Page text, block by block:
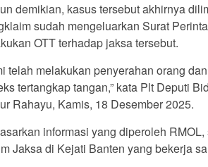
demikian, kasus tersebut akhirnya
sudah mengeluarkan Surat
OTT terhadap jaksa tersebut.
telah melakukan penyerahan orang
tertangkap tangan,” kata Plt Deputi
Rahayu, Kamis, 18 Desember 2025.
informasi yang diperoleh
Jaksa di Kejati Banten yang bekerja